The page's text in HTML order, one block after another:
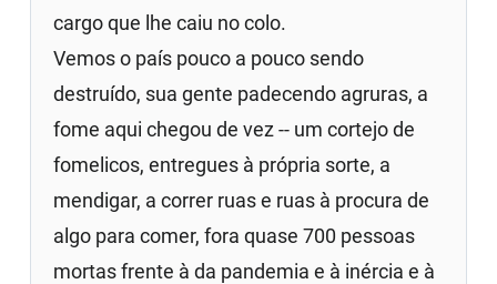
cargo que lhe caiu no colo.
Vemos o país pouco a pouco sendo
destruído, sua gente padecendo agruras, a
fome aqui chegou de vez -- um cortejo de
fomelicos, entregues à própria sorte, a
mendigar, a correr ruas e ruas à procura de
algo para comer, fora quase 700 pessoas
mortas frente à da pandemia e à inércia e à